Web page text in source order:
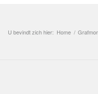
U bevindt zich hier: Home /